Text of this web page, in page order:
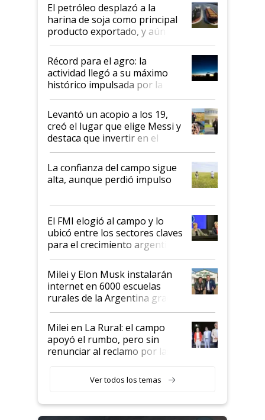
El petróleo desplazó a la
harina de soja como principal
producto exportado, y aún así
el agro aportó casi seis de cada
diez dólares y sostuvo el
liderazgo en un semestre
récord
Récord para el agro: la
actividad llegó a su máximo
histórico impulsada por la
cosecha y las exportaciones
Levantó un acopio a los 19,
creó el lugar que elige Messi y
destaca que invertir en el
kirchnerismo era como "darle
plata a un hijo para droga":
Juan Félix Rossetti, el libertario
que de una dura crisis salió
de Milei
La confianza del campo sigue
alta, aunque perdió impulso
El FMI elogió al campo y lo
ubicó entre los sectores claves
para el crecimiento argentino
Milei y Elon Musk instalarán
internet en 6000 escuelas
rurales de la Argentina gracias
a un acuerdo con Starlink
Milei en La Rural: el campo
apoyó el rumbo, pero sin
renunciar al reclamo por las
Ver todos los temas